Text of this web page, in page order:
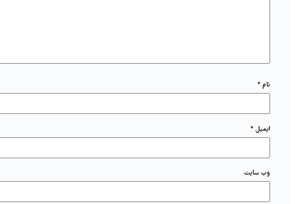
نام *
ایمیل *
وب‌ سایت